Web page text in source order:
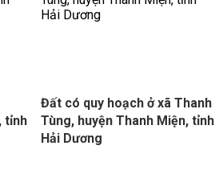
tỉnh
Đất có quy hoạch ở xã Thanh
Tùng, huyện Thanh Miện, tỉnh
Hải Dương